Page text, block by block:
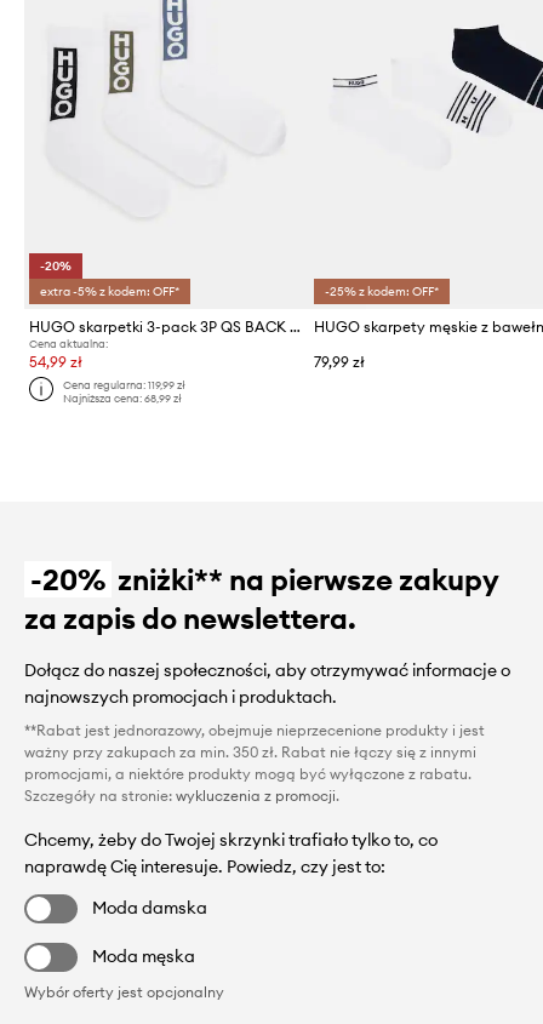
-20%
extra -5% z kodem: OFF*
HUGO skarpetki 3-pack 3P QS BACK LABEL CC
Cena aktualna:
54,99 zł
Cena regularna:119,99 zł
Najniższa cena:68,99 zł
-25% z kodem: OFF*
79,99 zł
-20% zniżki** na pierwsze zakupy
za zapis do newslettera.
Dołącz do naszej społeczności, aby otrzymywać informacje o
najnowszych promocjach i produktach.
**Rabat jest jednorazowy, obejmuje nieprzecenione produkty i jest
ważny przy zakupach za min. 350 zł. Rabat nie łączy się z innymi
promocjami, a niektóre produkty mogą być wyłączone z rabatu.
Szczegóły na stronie: wykluczenia z promocji.
Chcemy, żeby do Twojej skrzynki trafiało tylko to, co
naprawdę Cię interesuje. Powiedz, czy jest to:
Moda damska
Moda męska
Wybór oferty jest opcjonalny